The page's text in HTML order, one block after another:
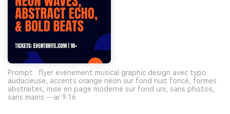
Prompt : flyer événement musical graphic design avec typo
audacieuse, accents orange néon sur fond nuit foncé, formes
abstraites, mise en page moderne sur fond uni, sans photos,
sans mains --ar 9:16